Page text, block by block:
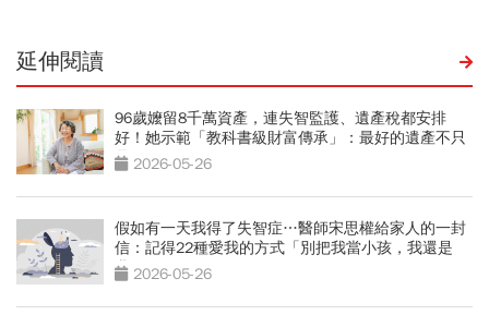
延伸閱讀
96歲嬤留8千萬資產，連失智監護、遺產稅都安排
好！她示範「教科書級財富傳承」：最好的遺產不只
是錢2026-05-26
假如有一天我得了失智症…醫師宋思權給家人的一封
信：記得22種愛我的方式「別把我當小孩，我還是
我」2026-05-26